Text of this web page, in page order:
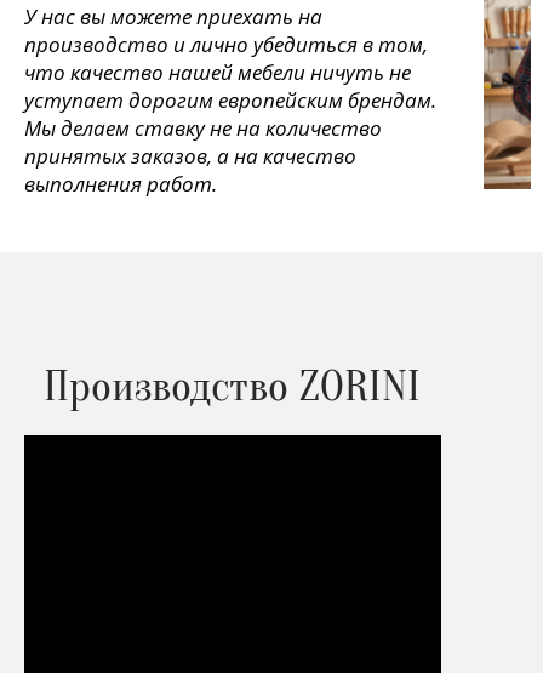
У нас вы можете приехать на
производство и лично убедиться в том,
что качество нашей мебели ничуть не
уступает дорогим европейским брендам.
Мы делаем ставку не на количество
принятых заказов, а на качество
выполнения работ.
Производство ZORINI